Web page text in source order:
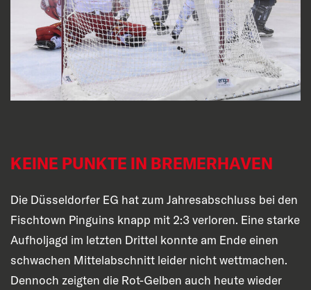
KEINE PUNKTE IN BREMERHAVEN
Die Düsseldorfer EG hat zum Jahresabschluss bei den
Fischtown Pinguins knapp mit 2:3 verloren. Eine starke
Aufholjagd im letzten Drittel konnte am Ende einen
schwachen Mittelabschnitt leider nicht wettmachen.
Dennoch zeigten die Rot-Gelben auch heute wieder